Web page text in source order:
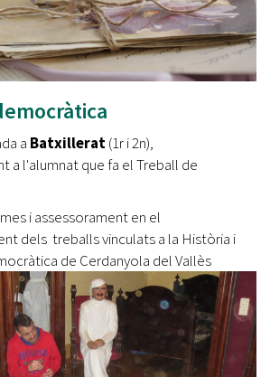
a Batxillerat​ (1r i 2n),
a l'alumnat que fa el Treball de
i assessorament en el
dels treballs vinculats a la Història i
de Cerdanyola del Vallès